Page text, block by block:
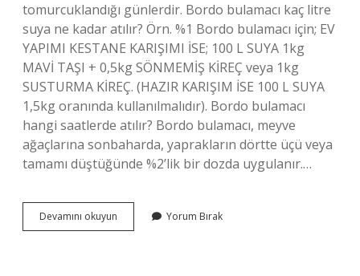
tomurcuklandığı günlerdir. Bordo bulamacı kaç litre
suya ne kadar atılır? Örn. %1 Bordo bulamacı için; EV
YAPIMI KESTANE KARIŞIMI İSE; 100 L SUYA 1kg
MAVİ TAŞI + 0,5kg SÖNMEMİŞ KİREÇ veya 1kg
SUSTURMA KİREÇ. (HAZIR KARIŞIM İSE 100 L SUYA
1,5kg oranında kullanılmalıdır). Bordo bulamacı
hangi saatlerde atılır? Bordo bulamacı, meyve
ağaçlarına sonbaharda, yaprakların dörtte üçü veya
tamamı düştüğünde %2’lik bir dozda uygulanır.…
Devamını okuyun Bağlarda
Bordo
Yorum Bırak